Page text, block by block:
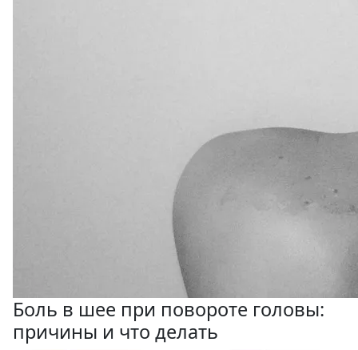
Боль в шее при повороте головы:
причины и что делать